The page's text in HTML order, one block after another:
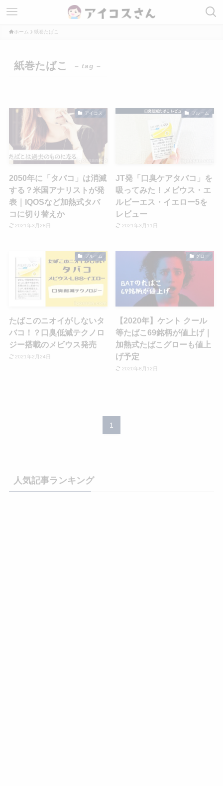
ホーム 紙巻たばこ
紙巻たばこ – tag –
アイコス
2050年に「タバコ」は消滅
する？米国アナリストが発
表｜IQOSなど加熱式タバ
コに切り替えか
2021年3月28日
プルーム
JT発「口臭ケアタバコ」を
吸ってみた！メビウス・エ
ルビーエス・イエロー5を
レビュー
2021年3月11日
プルーム
たばこのニオイがしないタ
バコ！？口臭低減テクノロ
ジー搭載のメビウス発売
2021年2月24日
グロー
【2020年】ケント クール
等たばこ69銘柄が値上げ｜
加熱式たばこグローも値上
げ予定
2020年8月12日
1
人気記事ランキング